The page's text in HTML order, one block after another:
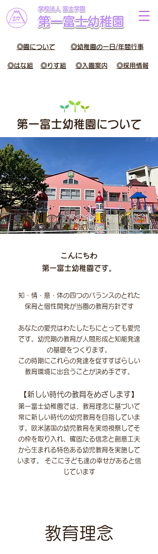
◎園について ◎幼稚園の一日/年間行事
◎はな組 ◎りす組 ◎入園案内 ◎採用情報
第一富士幼稚園について
​こんにちわ
第一富士幼稚園です。
知・情・意・体の四つのバランスのとれた
保育と個性開発が当園の教育方針です
あなたの愛児はわたしたちにとっても愛児
です。幼児期の教育が人間形成と知能発達
の基礎をつくります。
この時期にこれらの発達を促すすばらしい
教育環境に出会うことが決め手です。
【新しい時代の教育をめざします】
第一富士幼稚園では、教育理念に基づいて
常に新しい時代の幼児教育を目指していま
す。欧米諸国の幼児教育を実地視察してそ
の枠を取り入れ、確固たる信念と創意工夫
から生まれる特色ある幼児教育を実施して
います。 そこに子ども達の幸せがあると信
じています
教育理念